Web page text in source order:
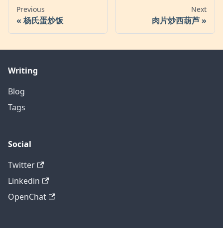
Previous
杨氏蛋炒饭
Next
肉片炒西葫芦
Writing
Blog
Tags
Social
Twitter
Linkedin
OpenChat